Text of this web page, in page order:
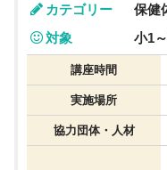
カテゴリー
保健
対象
小1
講座時間
実施場所
協力団体・人材